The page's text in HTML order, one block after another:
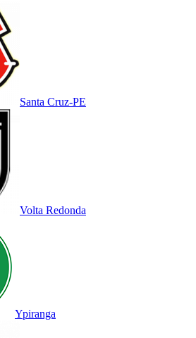
Santa Cruz-PE
Volta Redonda
Ypiranga